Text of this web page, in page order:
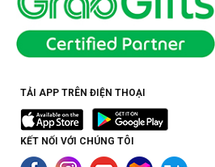
TẢI APP TRÊN ĐIỆN THOẠI
KẾT NỐI VỚI CHÚNG TÔI